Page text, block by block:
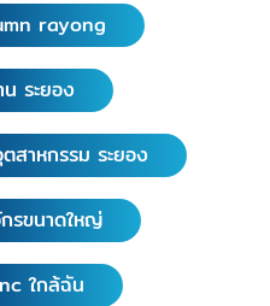
rayong
ระยอง
สาหกรรม ระยอง
รขนาดใหญ่
ใกล้ฉัน